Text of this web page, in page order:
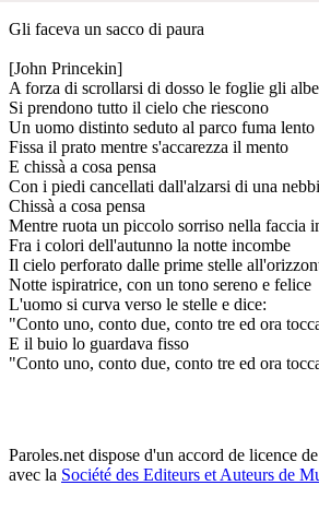
Gli faceva un sacco di paura
[John Princekin]
A forza di scrollarsi di dosso le foglie gli
Si prendono tutto il cielo che riescono
Un uomo distinto seduto al parco fuma lento
Fissa il prato mentre s'accarezza il mento
E chissà a cosa pensa
Con i piedi cancellati dall'alzarsi di una
Chissà a cosa pensa
Mentre ruota un piccolo sorriso nella faccia
Fra i colori dell'autunno la notte incombe
Il cielo perforato dalle prime stelle
Notte ispiratrice, con un tono sereno e felice
L'uomo si curva verso le stelle e dice:
"Conto uno, conto due, conto tre ed ora
E il buio lo guardava fisso
"Conto uno, conto due, conto tre ed ora
Paroles.net dispose d'un accord de licence
avec la Société des Editeurs et Auteurs de